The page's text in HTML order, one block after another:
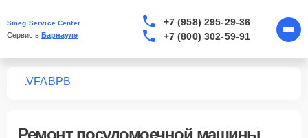
Smeg Service Center
Сервис в Барнауле
+7 (958) 295-29-36
+7 (800) 302-59-91
LVFABPB
Ремонт посудомоечной машины